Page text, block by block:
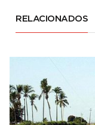
RELACIONADOS